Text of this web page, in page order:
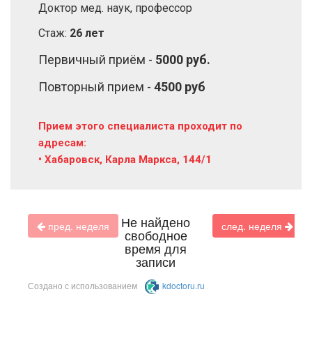
Доктор мед. наук, профессор
Стаж: 26 лет
Первичный приём - 5000 руб.
Повторный прием - 4500 руб
Прием этого специалиста проходит по
адресам:
• Хабаровск, Карла Маркса, 144/1